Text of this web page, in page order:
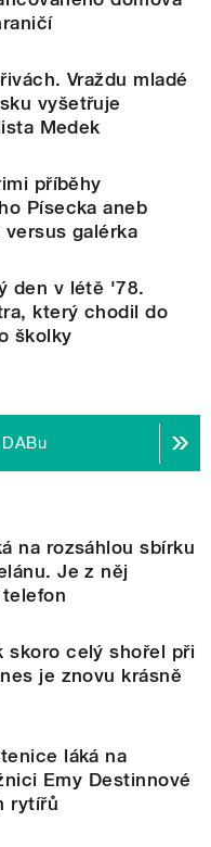
Vraždu mladé
vyšetřuje
Medek
příběhy
Písecka aneb
galérka
den v létě '78.
který chodil do
školky
na rozsáhlou sbírku
Je z něj
skoro celý shořel při
je znovu krásně
láká na
Emy Destinnové
rytířů